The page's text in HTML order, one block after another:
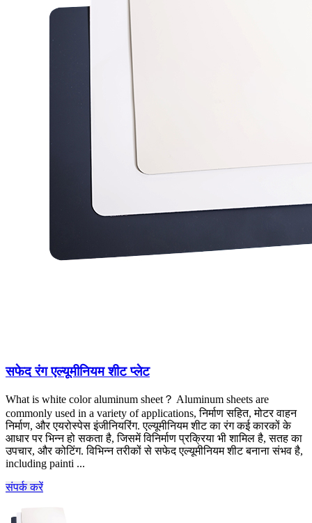
सफेद रंग एल्यूमीनियम शीट प्लेट
What is white color aluminum sheet？ Aluminum sheets are
commonly used in a variety of applications, निर्माण सहित, मोटर वाहन
निर्माण, और एयरोस्पेस इंजीनियरिंग. एल्यूमीनियम शीट का रंग कई कारकों के
आधार पर भिन्न हो सकता है, जिसमें विनिर्माण प्रक्रिया भी शामिल है, सतह का
उपचार, और कोटिंग. विभिन्न तरीकों से सफेद एल्यूमीनियम शीट बनाना संभव है,
including painti ...
संपर्क करें